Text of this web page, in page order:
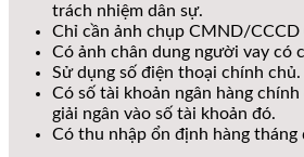
trách nhiệm dân sự.
Chỉ cần ảnh chụp CMND/CCCD
Có ảnh chân dung người vay có
Sử dụng số điện thoại chính chủ.
Có số tài khoản ngân hàng chính
giải ngân vào số tài khoản đó.
Có thu nhập ổn định hàng tháng